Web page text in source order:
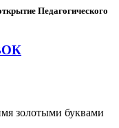
Педагогического
золотыми буквами